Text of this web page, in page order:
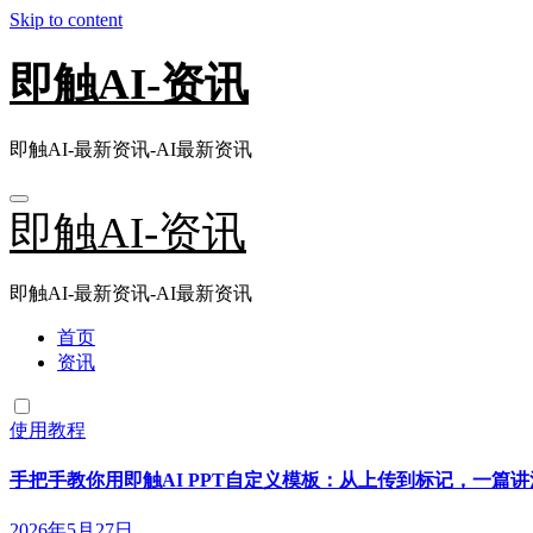
Skip to content
即触AI-资讯
即触AI-最新资讯-AI最新资讯
即触AI-资讯
即触AI-最新资讯-AI最新资讯
首页
资讯
使用教程
手把手教你用即触AI PPT自定义模板：从上传到标记，一篇